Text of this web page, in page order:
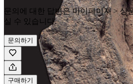
문의에 대한 답변은 마이페이지 > 상
실 수 있습니다.
문의하기
구매하기